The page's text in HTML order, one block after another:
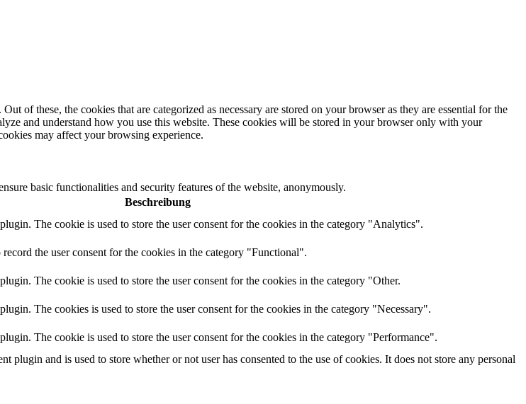
of these, the cookies that are categorized as necessary are stored on your browser as they are essential for the
and understand how you use this website. These cookies will be stored in your browser only with your
may affect your browsing experience.
basic functionalities and security features of the website, anonymously.
Beschreibung
The cookie is used to store the user consent for the cookies in the category "Analytics".
the user consent for the cookies in the category "Functional".
The cookie is used to store the user consent for the cookies in the category "Other.
The cookies is used to store the user consent for the cookies in the category "Necessary".
The cookie is used to store the user consent for the cookies in the category "Performance".
plugin and is used to store whether or not user has consented to the use of cookies. It does not store any personal